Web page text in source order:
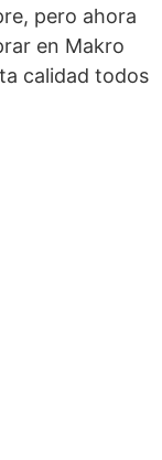
pero ahora
en Makro
calidad todos